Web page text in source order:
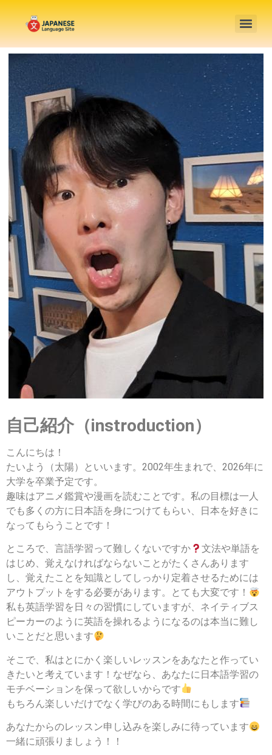
自己紹介（instroduction）
こんにちは！
たいよう（太陽）といいます。2002年生まれで、2026年に
大学を卒業予定です。
趣味はアニメ鑑賞や漫画を読むことです。私の目標は一人
でも多くの方に日本語を身につけてもらい、日本を好きに
なってもらうことです！
ところで、言語学習って難しくないですか
文法や単語を
はじめ、覚えなければならないことがたくさんあります
し、覚えたことを知識としてしっかり定着させるためには
アウトプットをする必要があります。とても大変です！
私も英語学習を日々の習慣にしていますが、ネイティブス
ピーカーのように英語を操れるようになるのは本当に難し
いことだと思います
そこで、私はとにかく楽しいレッスンをあなたと作ってい
きたいと考えています！なぜなら、あなたに日本語学習の
モチベーションを保って欲しいからです
もちろん楽しいだけでなく学びのある時間にもします
あなたからのレッスン申し込みを楽しみに待っています
一緒に頑張りましょう！！